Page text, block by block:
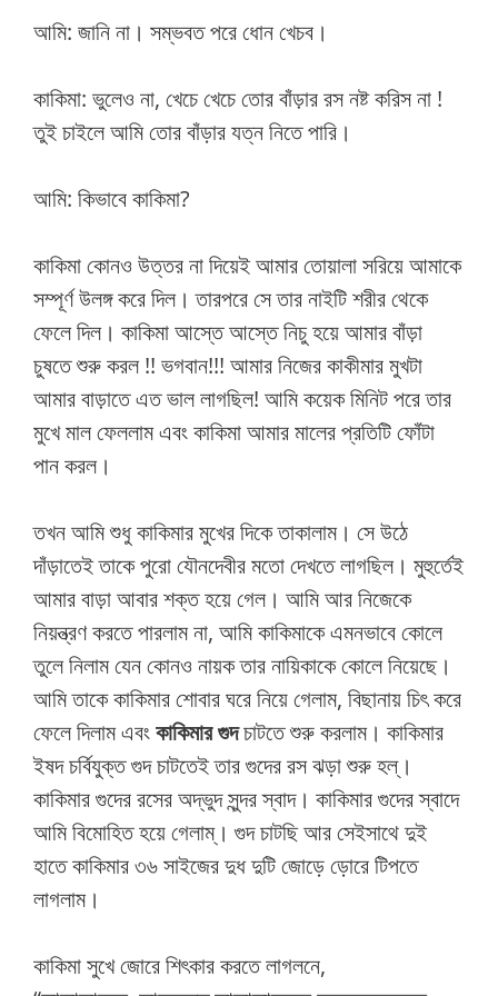
আমি: জানি না। সম্ভবত পরে ধোন খেচব।
কাকিমা: ভুলেও না, খেচে খেচে তোর বাঁড়ার রস নষ্ট করিস না !
তুই চাইলে আমি তোর বাঁড়ার যত্ন নিতে পারি।
আমি: কিভাবে কাকিমা?
কাকিমা কোনও উত্তর না দিয়েই আমার তোয়ালা সরিয়ে আমাকে
সম্পূর্ণ উলঙ্গ করে দিল। তারপরে সে তার নাইটি শরীর থেকে
ফেলে দিল। কাকিমা আস্তে আস্তে নিচু হয়ে আমার বাঁড়া
চুষতে শুরু করল !! ভগবান!!! আমার নিজের কাকীমার মুখটা
আমার বাড়াতে এত ভাল লাগছিল! আমি কয়েক মিনিট পরে তার
মুখে মাল ফেললাম এবং কাকিমা আমার মালের প্রতিটি ফোঁটা
পান করল।
তখন আমি শুধু কাকিমার মুখের দিকে তাকালাম। সে উঠে
দাঁড়াতেই তাকে পুরো যৌনদেবীর মতো দেখতে লাগছিল। মুহুর্তেই
আমার বাড়া আবার শক্ত হয়ে গেল। আমি আর নিজেকে
নিয়ন্ত্রণ করতে পারলাম না, আমি কাকিমাকে এমনভাবে কোলে
তুলে নিলাম যেন কোনও নায়ক তার নায়িকাকে কোলে নিয়েছে।
আমি তাকে কাকিমার শোবার ঘরে নিয়ে গেলাম, বিছানায় চিৎ করে
ফেলে দিলাম এবংকাকিমারগুদচাটতে শুরু করলাম। কাকিমার
ইষদ চর্বিযুক্ত গুদ চাটতেই তার গুদের রস ঝড়া শুরু হল্।
কাকিমার গুদের রসের অদ্ভুদ সুন্দর স্বাদ। কাকিমার গুদের স্বাদে
আমি বিমোহিত হয়ে গেলাম্। গুদ চাটছি আর সেইসাথে দুই
হাতে কাকিমার ৩৬ সাইজের দুধ দুটি জোড়ে ড়োরে টিপতে
লাগলাম।
কাকিমা সুখে জোরে শিৎকার করতে লাগলনে,